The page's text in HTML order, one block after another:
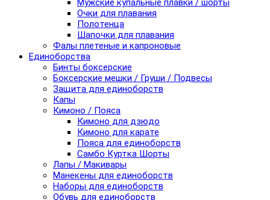
Мужские купальные плавки / шорты
Очки для плавания
Полотенца
Шапочки для плавания
Фалы плетеные и капроновые
Единоборства
Бинты боксерские
Боксерские мешки / Груши / Подвесы
Защита для единоборств
Капы
Кимоно / Пояса
Кимоно для дзюдо
Кимоно для карате
Пояса для единоборств
Самбо Куртка Шорты
Лапы / Макивары
Манекены для единоборств
Наборы для единоборств
Обувь для единоборств